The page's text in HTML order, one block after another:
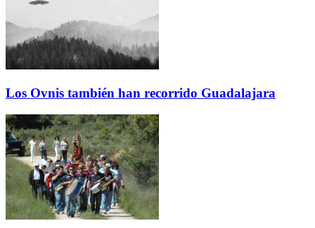
Los Ovnis también han recorrido Guadalajara